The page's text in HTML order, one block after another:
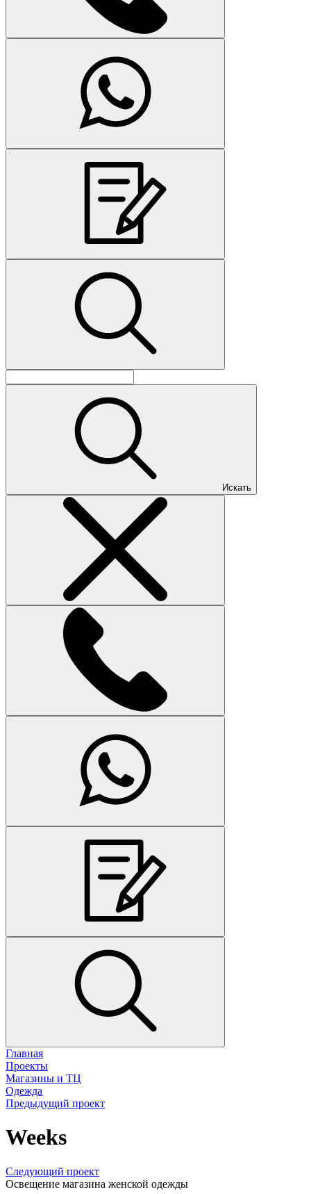
Искать
Главная
Проекты
Магазины и ТЦ
Одежда
Предыдущий проект
Weeks
Следующий проект
Освещение магазина женской одежды